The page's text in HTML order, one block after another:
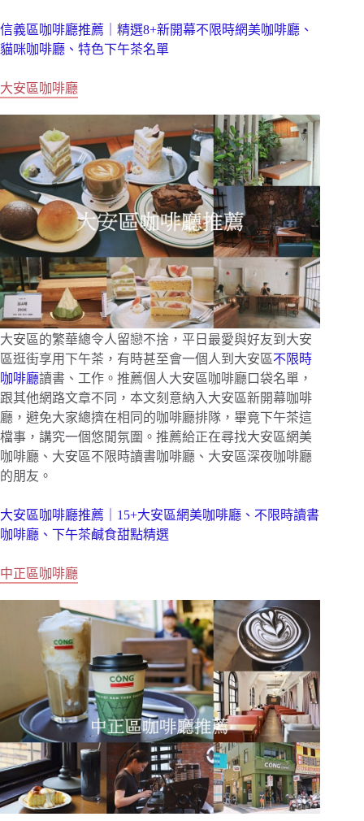
信義區咖啡廳推薦｜精選8+新開幕不限時網美咖啡廳、
貓咪咖啡廳、特色下午茶名單
大安區咖啡廳
大安區的繁華總令人留戀不捨，平日最愛與好友到大安
區逛街享用下午茶，有時甚至會一個人到大安區不限時
咖啡廳讀書、工作。推薦個人大安區咖啡廳口袋名單，
跟其他網路文章不同，本文刻意納入大安區新開幕咖啡
廳，避免大家總擠在相同的咖啡廳排隊，畢竟下午茶這
檔事，講究一個悠閒氛圍。推薦給正在尋找大安區網美
咖啡廳、大安區不限時讀書咖啡廳、大安區深夜咖啡廳
的朋友。
大安區咖啡廳推薦｜15+大安區網美咖啡廳、不限時讀書
咖啡廳、下午茶鹹食甜點精選
中正區咖啡廳